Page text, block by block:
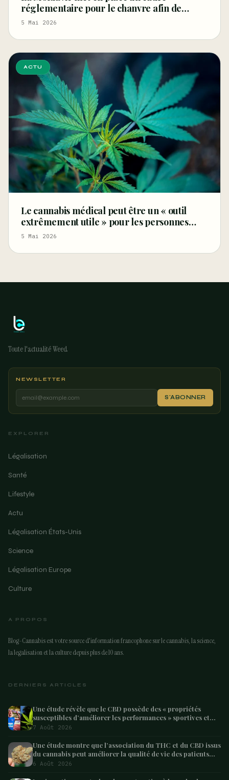
réglementaire pour le chanvre afin de
relancer les filières de la fibre et des graines
5 Mai 2026
ACTU
Le cannabis médical peut être un « outil
extrêmement utile » pour les personnes
âgées souffrant de douleurs et d’autres
5 Mai 2026
Toute l'actualité Weed
NEWSLETTER
S'ABONNER
EXPLORER
Légalisation
Santé
Lifestyle
Actu
Légalisation États-Unis
Science
Légalisation Europe
Culture
A PROPOS
Blog-Cannabis est votre source d'information francophone sur le cannabis, la science,
la legalisation et la culture depuis plus de 10 ans.
DERNIERS ARTICLES
Une étude révèle que le CBD possède des « propriétés
susceptibles d’améliorer les performances » sportives et
pourrait aider les athlètes à récupérer après l’effort
7 Août 2026
Une étude montre que l’association du THC et du CBD issus
du cannabis peut améliorer la qualité de vie des patients
atteints de démence – Marijuana Moment
6 Août 2026